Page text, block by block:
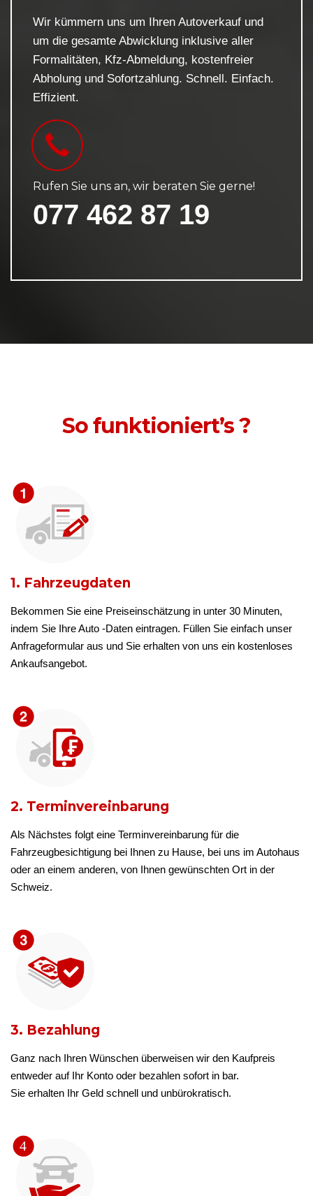
Wir kümmern uns um Ihren Autoverkauf und
um die gesamte Abwicklung inklusive aller
Formalitäten, Kfz-Abmeldung, kostenfreier
Abholung und Sofortzahlung. Schnell. Einfach.
Effizient.
Rufen Sie uns an, wir beraten Sie gerne!
077 462 87 19
So funktioniert’s ?
1. Fahrzeugdaten
Bekommen Sie eine Preiseinschätzung in unter 30 Minuten,
indem Sie Ihre Auto -Daten eintragen. Füllen Sie einfach unser
Anfrageformular aus und Sie erhalten von uns ein kostenloses
Ankaufsangebot.
2. Terminvereinbarung
Als Nächstes folgt eine Terminvereinbarung für die
Fahrzeugbesichtigung bei Ihnen zu Hause, bei uns im Autohaus
oder an einem anderen, von Ihnen gewünschten Ort in der
Schweiz.
3. Bezahlung
Ganz nach Ihren Wünschen überweisen wir den Kaufpreis
entweder auf Ihr Konto oder bezahlen sofort in bar.
Sie erhalten Ihr Geld schnell und unbürokratisch.